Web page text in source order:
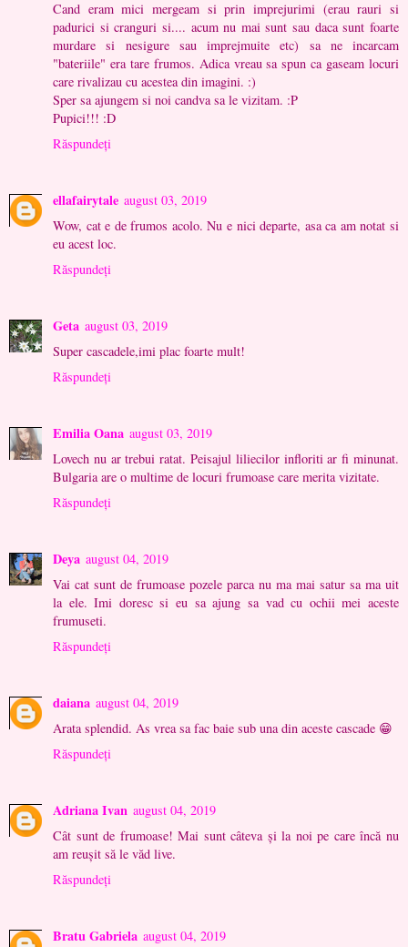
Cand eram mici mergeam si prin imprejurimi (erau rauri si
padurici si cranguri si.... acum nu mai sunt sau daca sunt foarte
murdare si nesigure sau imprejmuite etc) sa ne incarcam
"bateriile" era tare frumos. Adica vreau sa spun ca gaseam locuri
care rivalizau cu acestea din imagini. :)
Sper sa ajungem si noi candva sa le vizitam. :P
Pupici!!! :D
Răspundeți
ellafairytale august 03, 2019
Wow, cat e de frumos acolo. Nu e nici departe, asa ca am notat si
eu acest loc.
Răspundeți
Geta august 03, 2019
Super cascadele,imi plac foarte mult!
Răspundeți
Emilia Oana august 03, 2019
Lovech nu ar trebui ratat. Peisajul liliecilor infloriti ar fi minunat.
Bulgaria are o multime de locuri frumoase care merita vizitate.
Răspundeți
Deya august 04, 2019
Vai cat sunt de frumoase pozele parca nu ma mai satur sa ma uit
la ele. Imi doresc si eu sa ajung sa vad cu ochii mei aceste
frumuseti.
Răspundeți
daiana august 04, 2019
Arata splendid. As vrea sa fac baie sub una din aceste cascade 😁
Răspundeți
Adriana Ivan august 04, 2019
Cât sunt de frumoase! Mai sunt câteva și la noi pe care încă nu
am reușit să le văd live.
Răspundeți
Bratu Gabriela august 04, 2019